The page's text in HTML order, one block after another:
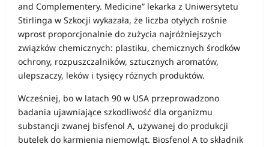
and Complementery. Medicine” lekarka z Uniwersytetu
Stirlinga w Szkocji wykazała, że liczba otyłych rośnie
wprost proporcjonalnie do zużycia najróżniejszych
związków chemicznych: plastiku, chemicznych środków
ochrony, rozpuszczalników, sztucznych aromatów,
ulepszaczy, leków i tysięcy różnych produktów.
Wcześniej, bo w latach 90 w USA przeprowadzono
badania ujawniające szkodliwość dla organizmu
substancji zwanej bisfenol A, używanej do produkcji
butelek do karmienia niemowląt. Biosfenol A to składnik